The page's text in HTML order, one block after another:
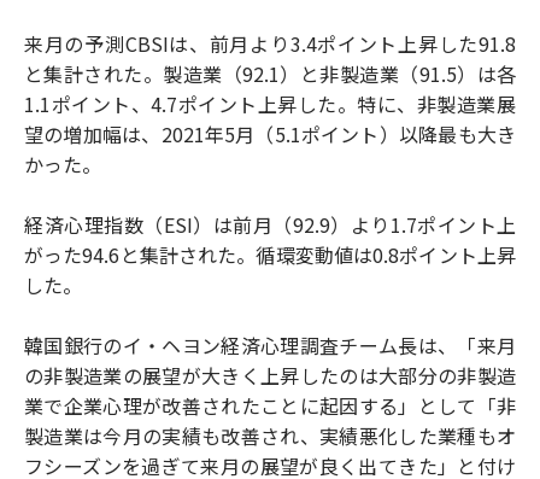
来月の予測CBSIは、前月より3.4ポイント上昇した91.8
と集計された。製造業（92.1）と非製造業（91.5）は各
1.1ポイント、4.7ポイント上昇した。特に、非製造業展
望の増加幅は、2021年5月（5.1ポイント）以降最も大き
かった。
経済心理指数（ESI）は前月（92.9）より1.7ポイント上
がった94.6と集計された。循環変動値は0.8ポイント上昇
した。
韓国銀行のイ・ヘヨン経済心理調査チーム長は、「来月
の非製造業の展望が大きく上昇したのは大部分の非製造
業で企業心理が改善されたことに起因する」として「非
製造業は今月の実績も改善され、実績悪化した業種もオ
フシーズンを過ぎて来月の展望が良く出てきた」と付け